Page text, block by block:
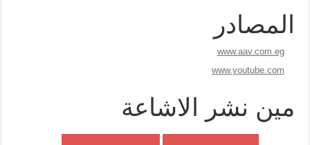
المصادر
www.aav.com.eg
www.youtube.com
مين نشر الاشاعة